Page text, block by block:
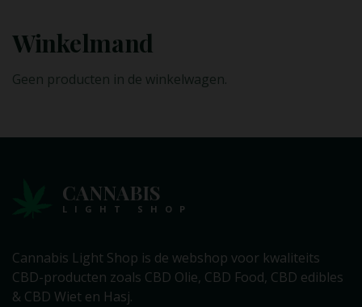
Winkelmand
Geen producten in de winkelwagen.
CANNABIS
LIGHT SHOP
Cannabis Light Shop is de webshop voor kwaliteits
CBD-producten zoals CBD Olie, CBD Food, CBD edibles
& CBD Wiet en Hasj.